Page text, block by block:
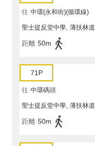
往 中環(永和街)(循環線)
聖士提反堂中學, 薄扶林道
距離 50m
71P
往 中環碼頭
聖士提反堂中學, 薄扶林道
距離 50m